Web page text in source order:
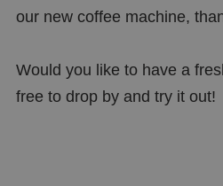
our new coffee machine,
Would you like to have a
free to drop by and try it out!